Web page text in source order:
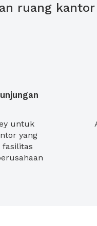
ruang kantor
untuk
yang